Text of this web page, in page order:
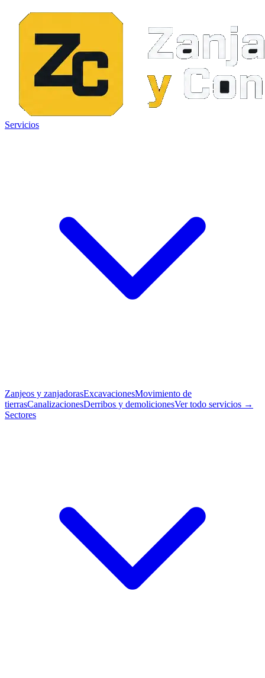
Servicios
Zanjeos y zanjadorasExcavacionesMovimiento de
tierrasCanalizacionesDerribos y demolicionesVer todo servicios →
Sectores